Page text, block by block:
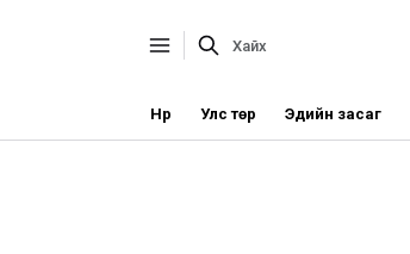
Нүүр Улс төр Эдийн засаг